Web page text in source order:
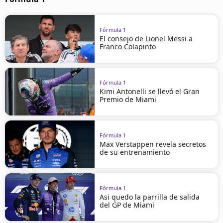
Fórmula 1
El consejo de Lionel Messi a
Franco Colapinto
Fórmula 1
Kimi Antonelli se llevó el Gran
Premio de Miami
Fórmula 1
Max Verstappen revela secretos
de su entrenamiento
Fórmula 1
Asi quedo la parrilla de salida
del GP de Miami